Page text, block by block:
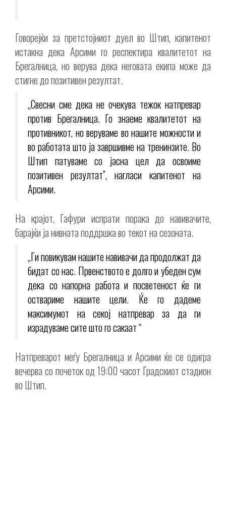
Говорејќи за претстојниот дуел во Штип, капитенот
истакна дека Арсими го респектира квалитетот на
Брегалница, но верува дека неговата екипа може да
стигне до позитивен резултат.
„Свесни сме дека нe очекува тежок натпревар
против Брегалница. Го знаеме квалитетот на
противникот, но веруваме во нашите можности и
во работата што ја завршивме на тренинзите. Во
Штип патуваме со јасна цел да освоиме
позитивен резултат”, нагласи капитенот на
Арсими.
На крајот, Гафури испрати порака до навивачите,
барајќи ја нивната поддршка во текот на сезоната.
„Ги повикувам нашите навивачи да продолжат да
бидат со нас. Првенството е долго и убеден сум
дека со напорна работа и посветеност ќе ги
оствариме нашите цели. Ќе го дадеме
максимумот на секој натпревар за да ги
израдуваме сите што го сакаат “
Натпреварот меѓу Брегалница и Арсими ќе се одигра
вечерва со почеток од 19:00 часот Градскиот стадион
во Штип.